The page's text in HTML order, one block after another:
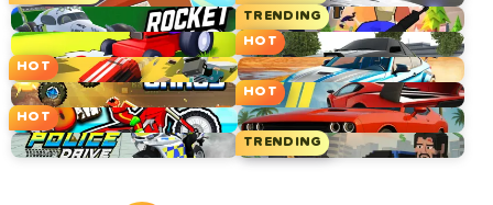
TRENDING
HOT
HOT
HOT
HOT
TRENDING